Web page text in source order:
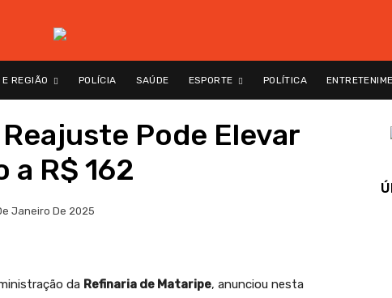
REGIÃO POLÍCIA SAÚDE ESPORTE POLÍTICA
Pode Elevar
a R$ 162
Janeiro De 2025
da Refinaria de Mataripe, anunciou nesta